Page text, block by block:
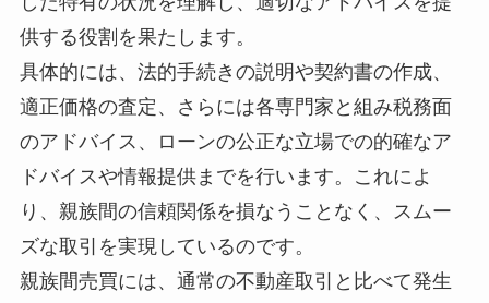
供する役割を果たします。
具体的には、法的手続きの説明や契約書の作成、
適正価格の査定、さらには各専門家と組み税務面
のアドバイス、ローンの公正な立場での的確なア
ドバイスや情報提供までを行います。これによ
り、親族間の信頼関係を損なうことなく、スムー
ズな取引を実現しているのです。
親族間売買には、通常の不動産取引と比べて発生